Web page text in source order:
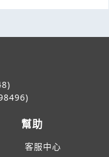
幫助
客服中心